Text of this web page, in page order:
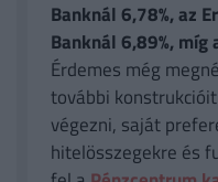
Banknál 6,78%, az
Banknál 6,89%,
Érdemes még
további
végezni, saját
hitelösszegekre és